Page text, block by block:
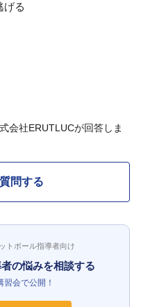
げる
会社ERUTLUCが回答しま
問する
トボール指導者向け
の悩みを相談する
習会で公開！